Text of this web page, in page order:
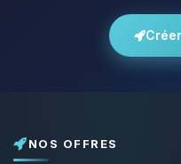
NOS OFFRES